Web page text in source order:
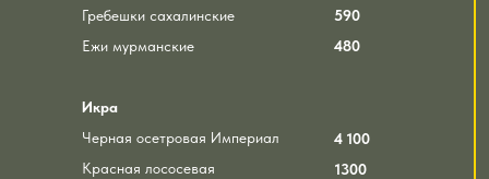
Гребешки сахалинские
Ежи мурманские
Икра
Черная осетровая Империал
Красная лососевая
590
480
4 100
1300